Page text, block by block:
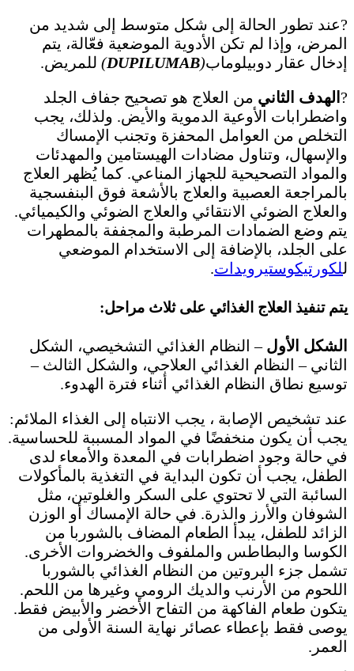
?عند تطور الحالة إلى شكل متوسط ​​إلى شديد من
المرض، وإذا لم تكن الأدوية الموضعية فعّالة، يتم
إدخال عقار دوبيلوماب(
DUPILUMAB
) للمريض.
? الهدف الثاني من العلاج هو تصحيح جفاف الجلد
واضطرابات الأوعية الدموية والأيض. ولذلك، يجب
التخلص من العوامل المحفزة وتجنب الإمساك
والإسهال، وتناول مضادات الهيستامين والمهدئات
والمواد التصحيحية للجهاز المناعي. كما يُظهر العلاج
بالمراجعة العصبية والعلاج بالأشعة فوق البنفسجية
والعلاج الضوئي الانتقائي والعلاج الضوئي والكيميائي.
يتم وضع الضمادات المرطبة والمجففة بالمطهرات
على الجلد، بالإضافة إلى الاستخدام الموضعي
للكورتيكوستيرويدات.
يتم تنفيذ العلاج الغذائي على ثلاث مراحل:
الشكل الأول – النظام الغذائي التشخيصي، الشكل
الثاني – النظام الغذائي العلاجي، والشكل الثالث –
توسيع نطاق النظام الغذائي أثناء فترة الهدوء.
عند تشخيص الإصابة ، يجب الانتباه إلى الغذاء الملائم:
يجب أن يكون منخفضًا في المواد المسببة للحساسية.
في حالة وجود اضطرابات في المعدة والأمعاء لدى
الطفل، يجب أن تكون البداية في التغذية بالمأكولات
السائبة التي لا تحتوي على السكر والغلوتين، مثل
الشوفان والأرز والذرة. في حالة الإمساك أو الوزن
الزائد للطفل، يبدأ الطعام المضاف بالشوربا من
الكوسا والبطاطس والملفوف والخضروات الأخرى.
تشمل جزء البروتين من النظام الغذائي بالشوربا
اللحوم من الأرنب والديك الرومي وغيرها من اللحم.
يتكون طعام الفاكهة من التفاح الأخضر والأبيض فقط.
يوصى فقط بإعطاء عصائر نهاية السنة الأولى من
العمر.